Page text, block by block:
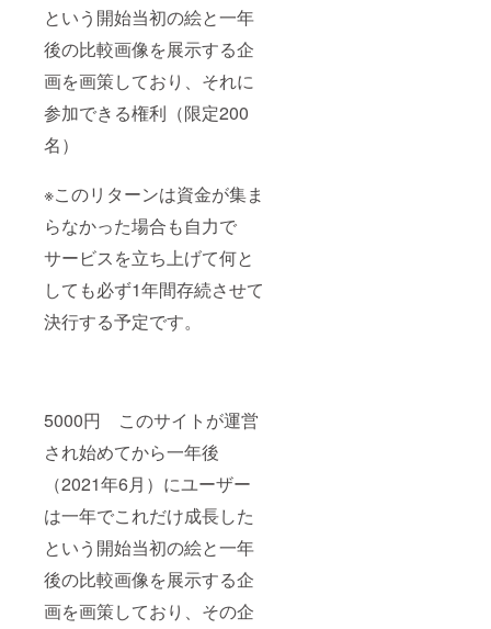
という開始当初の絵と一年
後の比較画像を展示する企
画を画策しており、それに
参加できる権利（限定200
名）
※このリターンは資金が集ま
らなかった場合も自力で
サービスを立ち上げて何と
しても必ず1年間存続させて
決行する予定です。
5000円 このサイトが運営
され始めてから一年後
（2021年6月）にユーザー
は一年でこれだけ成長した
という開始当初の絵と一年
後の比較画像を展示する企
画を画策しており、その企